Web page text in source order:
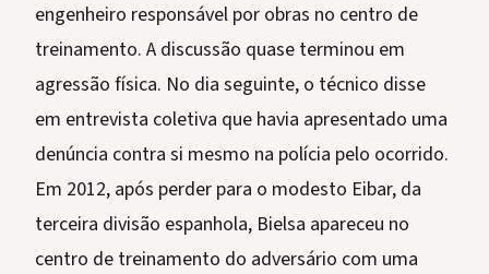
engenheiro responsável por obras no centro de
treinamento. A discussão quase terminou em
agressão física. No dia seguinte, o técnico disse
em entrevista coletiva que havia apresentado uma
denúncia contra si mesmo na polícia pelo ocorrido.
Em 2012, após perder para o modesto Eibar, da
terceira divisão espanhola, Bielsa apareceu no
centro de treinamento do adversário com uma